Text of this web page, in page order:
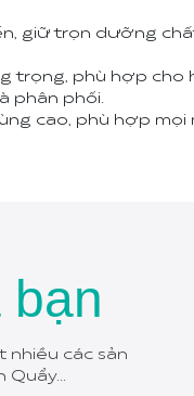
giữ trọn dưỡng
trọng, phù hợp cho
phân phối.
cao, phù hợp mọi
bạn
nhiều các sản
Quẩy...